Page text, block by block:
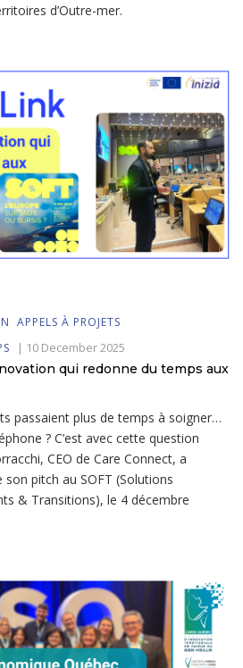
d’Outre-mer.
APPELS À PROJETS
| 10 December 2025
qui redonne du temps aux
passaient plus de temps à soigner…
? C’est avec cette question
CEO de Care Connect, a
pitch au SOFT (Solutions
& Transitions), le 4 décembre